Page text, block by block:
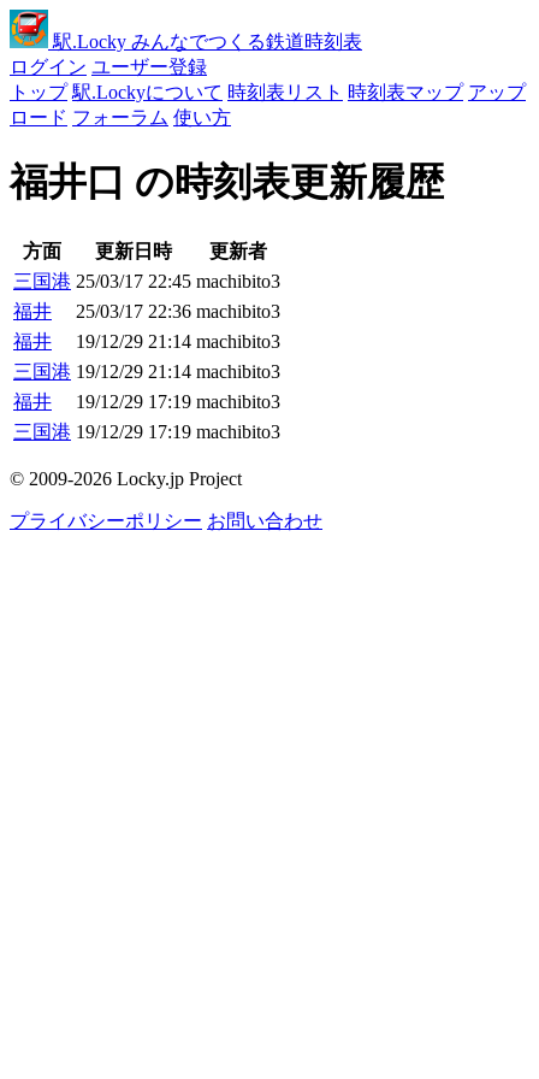
駅.Locky みんなでつくる鉄道時刻表
ログイン ユーザー登録
トップ 駅.Lockyについて 時刻表リスト 時刻表マップ アップ
ロード フォーラム 使い方
福井口 の時刻表更新履歴
方面 更新日時
更新者
三国港 25/03/17 22:45 machibito3
福井
25/03/17 22:36 machibito3
福井
19/12/29 21:14 machibito3
三国港 19/12/29 21:14 machibito3
福井
19/12/29 17:19 machibito3
三国港 19/12/29 17:19 machibito3
© 2009-2026 Locky.jp Project
プライバシーポリシー お問い合わせ